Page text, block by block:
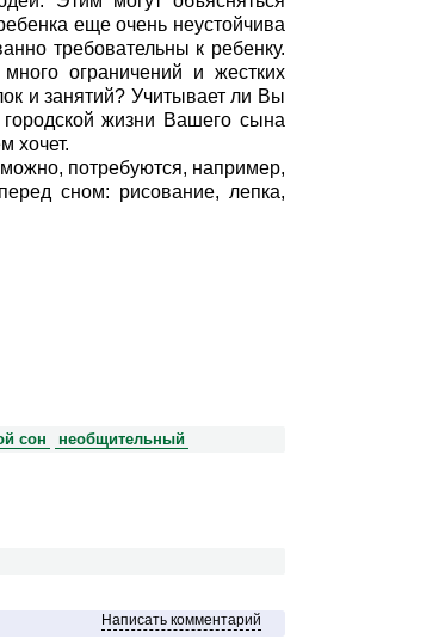
еще очень неустойчива
требовательны к ребенку.
ограничений и жестких
и занятий? Учитывает ли Вы
жизни Вашего сына
хочет.
потребуются, например,
сном: рисование, лепка,
сон необщительный
Написать комментарий